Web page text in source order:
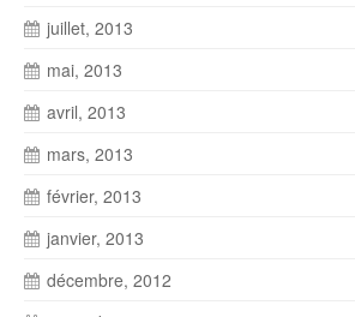
juillet, 2013
mai, 2013
avril, 2013
mars, 2013
février, 2013
janvier, 2013
décembre, 2012